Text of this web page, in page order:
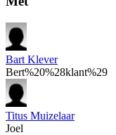
Bart Klever
Bert%20%28klant%29
Titus Muizelaar
Joel